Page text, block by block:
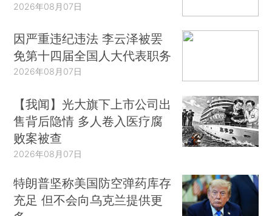
2026年08月07日
因严重违纪违法 李云泽被罢
免第十四届全国人大代表职务
2026年08月07日
【我闻】光大旗下上市公司出
售背后隐情 多人卷入医疗腐
败案被查
2026年08月07日
特朗普坚称美国防空弹药库存
充足 但不会向乌克兰提供更